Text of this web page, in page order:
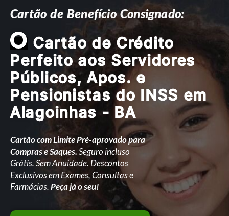
Cartão de Benefício Consignado:
O Cartão de Crédito
Perfeito aos Servidores
Públicos, Apos. e
Pensionistas do INSS em
Alagoinhas - BA
Cartão com Limite Pré-aprovado para
Compras e Saques.Seguro incluso
Grátis. Sem Anuidade. Descontos
Exclusivos em Exames, Consultas e
Farmácias.Peça já o seu!